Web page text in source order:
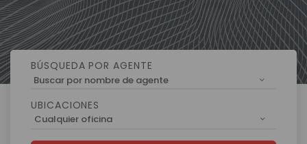
BÚSQUEDA POR AGENTE
Buscar por nombre de agente
UBICACIONES
Cualquier oficina